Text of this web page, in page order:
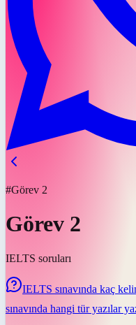
#Görev 2
Görev 2
IELTS soruları
IELTS sınavında kaç
sınavında hangi tür yazılar